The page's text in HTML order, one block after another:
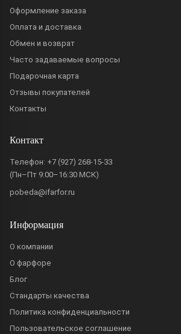
Оформление заказа
Оплата и доставка
Обмен и возврат
Часто задаваемые вопросы
Подарочная карта
Отзывы покупателей
Контакты
Контакт
Телефон: +7 (927) 268-15-33
(Пн–Пт 9:00–16:30 МСК)
pobeda@ifarfor.ru
Информация
О компании
О фарфоре
Блог
Стандарты качества
Политика конфиденциальности
Пользовательское соглашение